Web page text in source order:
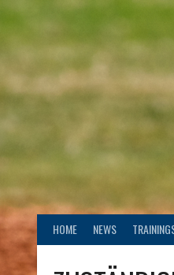
Springe
Inhalt
HOME NEWS